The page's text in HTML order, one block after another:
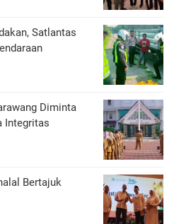
Satlantas
Diminta
Integritas
Bertajuk